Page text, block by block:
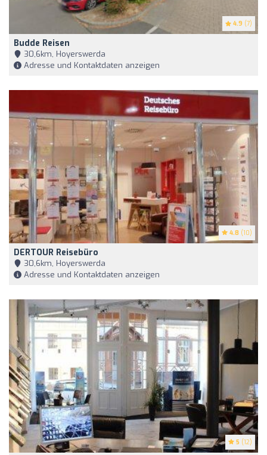
4.9 (7)
Budde Reisen
30,6km, Hoyerswerda
Adresse und Kontaktdaten anzeigen
4.8 (10)
DERTOUR Reisebüro
30,6km, Hoyerswerda
Adresse und Kontaktdaten anzeigen
5 (12)